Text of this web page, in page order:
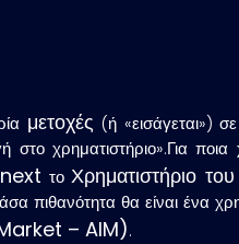
μετοχές (ή «εισάγεται»)
χρηματιστήριο».Για
τοΧρηματιστήριο
θα είναι ένα
– AIM).